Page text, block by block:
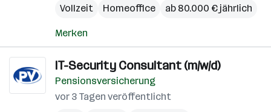
Vollzeit
Homeoffice ab 80.000 € jährlich
Merken
IT-Security Consultant (m/w/d)
Pensionsversicherung
vor 3 Tagen veröffentlicht